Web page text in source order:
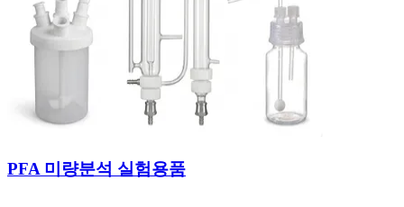
PFA 미량분석 실험용품